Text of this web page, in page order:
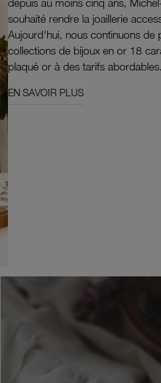
depuis au moins cinq ans,
souhaité rendre la joaillerie
Aujourd'hui, nous continuons de
collections de bijoux en or 18
plaqué or à des tarifs abordables.
EN SAVOIR PLUS